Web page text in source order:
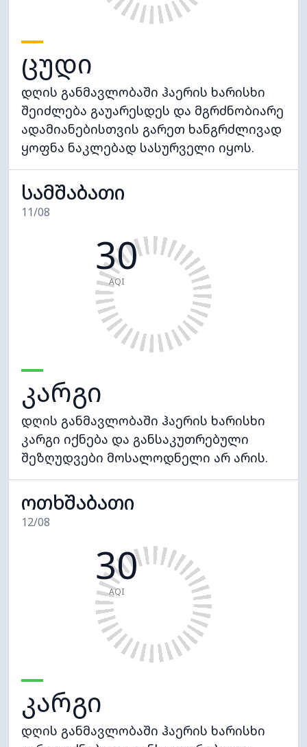
ცუდი
დღის განმავლობაში ჰაერის ხარისხი
შეიძლება გაუარესდეს და მგრძნობიარე
ადამიანებისთვის გარეთ ხანგრძლივად
ყოფნა ნაკლებად სასურველი იყოს.
სამშაბათი
11/08
30
AQI
კარგი
დღის განმავლობაში ჰაერის ხარისხი
კარგი იქნება და განსაკუთრებული
შეზღუდვები მოსალოდნელი არ არის.
ოთხშაბათი
12/08
30
AQI
კარგი
დღის განმავლობაში ჰაერის ხარისხი